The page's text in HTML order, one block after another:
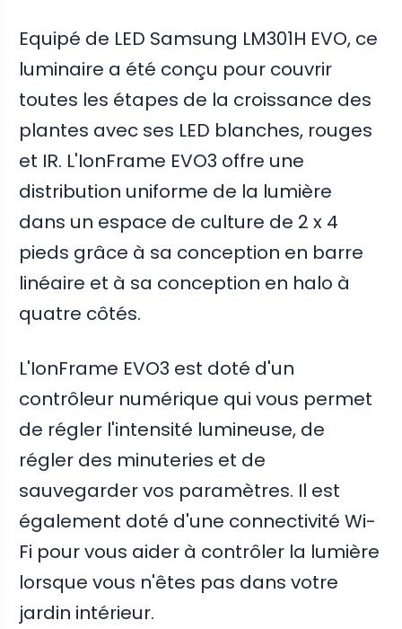
Equipé de LED Samsung LM301H EVO, ce
luminaire a été conçu pour couvrir
toutes les étapes de la croissance des
plantes avec ses LED blanches, rouges
et IR. L'IonFrame EVO3 offre une
distribution uniforme de la lumière
dans un espace de culture de 2 x 4
pieds grâce à sa conception en barre
linéaire et à sa conception en halo à
quatre côtés.
L'IonFrame EVO3 est doté d'un
contrôleur numérique qui vous permet
de régler l'intensité lumineuse, de
régler des minuteries et de
sauvegarder vos paramètres. Il est
également doté d'une connectivité Wi-
Fi pour vous aider à contrôler la lumière
lorsque vous n'êtes pas dans votre
jardin intérieur.